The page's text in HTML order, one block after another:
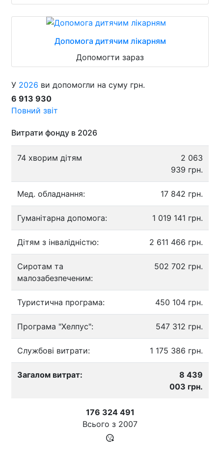
Допомога дитячим лікарням
Допомогти зараз
У 2026 ви допомогли на суму грн.
6 913 930
Повний звіт
Витрати фонду в 2026
74 хворим дітям
2 063
939 грн.
Мед. обладнання: 17 842 грн.
Гуманітарна допомога: 1 019 141 грн.
Дітям з інвалідністю: 2 611 466 грн.
Сиротам та
малозабезпеченим:
502 702 грн.
Туристична програма: 450 104 грн.
Програма "Хелпус": 547 312 грн.
Службові витрати: 1 175 386 грн.
Загалом витрат:
8 439
003 грн.
176 324 491
Всього з 2007